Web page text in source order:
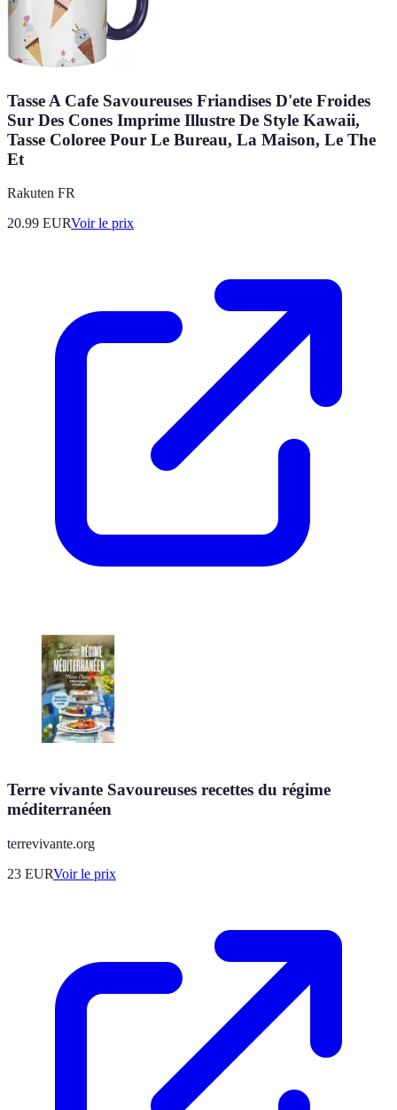
Tasse A Cafe Savoureuses Friandises D'ete Froides
Sur Des Cones Imprime Illustre De Style Kawaii,
Tasse Coloree Pour Le Bureau, La Maison, Le The
Et
Rakuten FR
20.99 EURVoir le prix
Terre vivante Savoureuses recettes du régime
méditerranéen
terrevivante.org
23 EURVoir le prix